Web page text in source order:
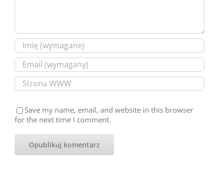
Save my name, email, and website in this browser
for the next time I comment.